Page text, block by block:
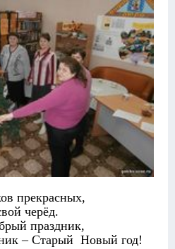
прекрасных,
черёд.
праздник,
– Старый Новый год!